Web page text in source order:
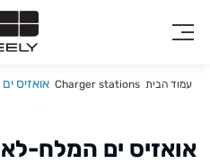
עמוד הבית Charger stations אואזיס
אואזיס ים המלח-